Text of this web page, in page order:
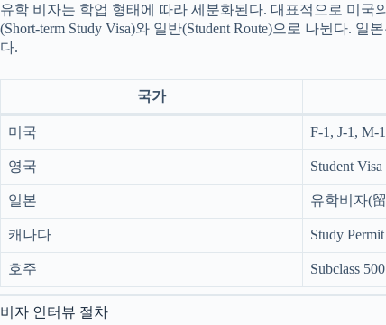
유학 비자는 학업 형태에 따라 세분화된다. 대표적으로 미국
(Short-term Study Visa)와 일반(Student Route)으로 나뉜다.
다.
국가
미국 F-1, J-1, M-1
영국 Student Visa
일본 유학비자(
캐나다 Study Permit
호주 Subclass 500
비자 인터뷰 절차